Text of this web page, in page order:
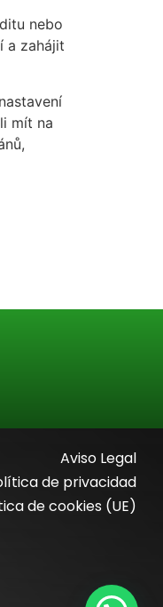
nebo
a zahájit
mít na
Aviso Legal
de privacidad
de cookies (UE)